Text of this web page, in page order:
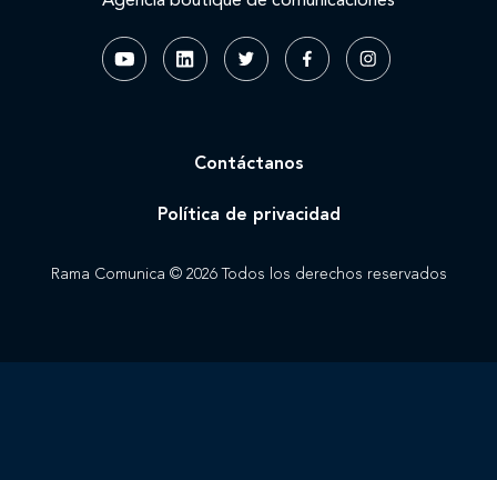
Rama Comunica © 2026 Todos los derechos reservados
Contáctanos
Política de privacidad